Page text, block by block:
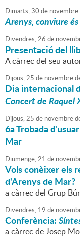
Dimarts,30 de novembre
Arenys, conviure
Divendres,26 de
Presentació del
A càrrec del seu
Dijous,25 de novembre
Dia internacional
Concert de Raquel
Dijous,25 de novembre
6a Trobada
Mar
Diumenge,21 de
Vols conèixer els
d'Arenys de Mar?
a càrrec del Grup
Divendres, 19 de
Conferència:
a càrrec de Josep